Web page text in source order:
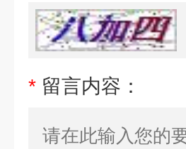
* 留言内容：